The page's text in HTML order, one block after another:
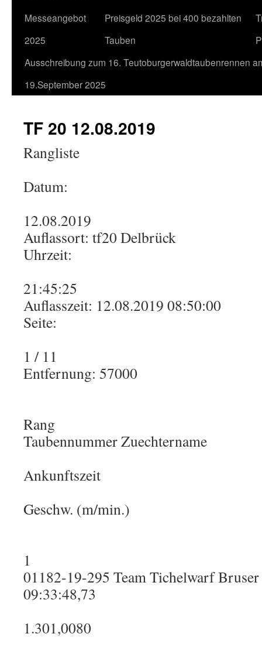
Messeangebot
2025
Preisgeld 2025 bei 400 bezahlten
Tauben
Ausschreibung zum 16. Teutoburgerwaldtaubenrennen
19.September 2025
TF 20 12.08.2019
Rangliste
Datum:
12.08.2019
Auflassort: tf20 Delbrück
Uhrzeit:
21:45:25
Auflasszeit: 12.08.2019 08:50:00
Seite:
1 / 11
Entfernung: 57000
Rang
Taubennummer Zuechtername
Ankunftszeit
Geschw. (m/min.)
1
01182-19-295 Team Tichelwarf
09:33:48,73
1.301,0080